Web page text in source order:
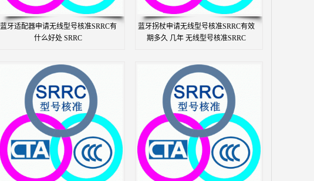
蓝牙适配器申请无线型号核准SRRC有
什么好处 SRRC
蓝牙拐杖申请无线型号核准SRRC有效
期多久 几年 无线型号核准SRRC